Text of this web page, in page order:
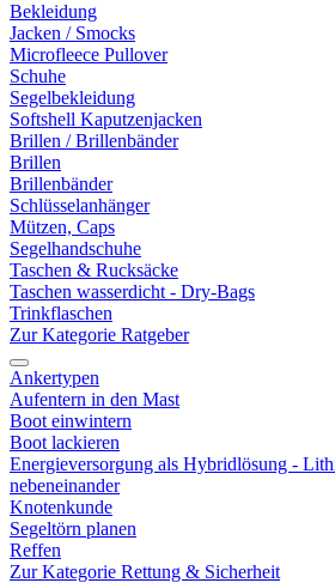
Bekleidung
Jacken / Smocks
Microfleece Pullover
Schuhe
Segelbekleidung
Softshell Kaputzenjacken
Brillen / Brillenbänder
Brillen
Brillenbänder
Schlüsselanhänger
Mützen, Caps
Segelhandschuhe
Taschen & Rucksäcke
Taschen wasserdicht - Dry-Bags
Trinkflaschen
Zur Kategorie Ratgeber
Ankertypen
Aufentern in den Mast
Boot einwintern
Boot lackieren
Energieversorgung als Hybridlösung -
nebeneinander
Knotenkunde
Segeltörn planen
Reffen
Zur Kategorie Rettung & Sicherheit